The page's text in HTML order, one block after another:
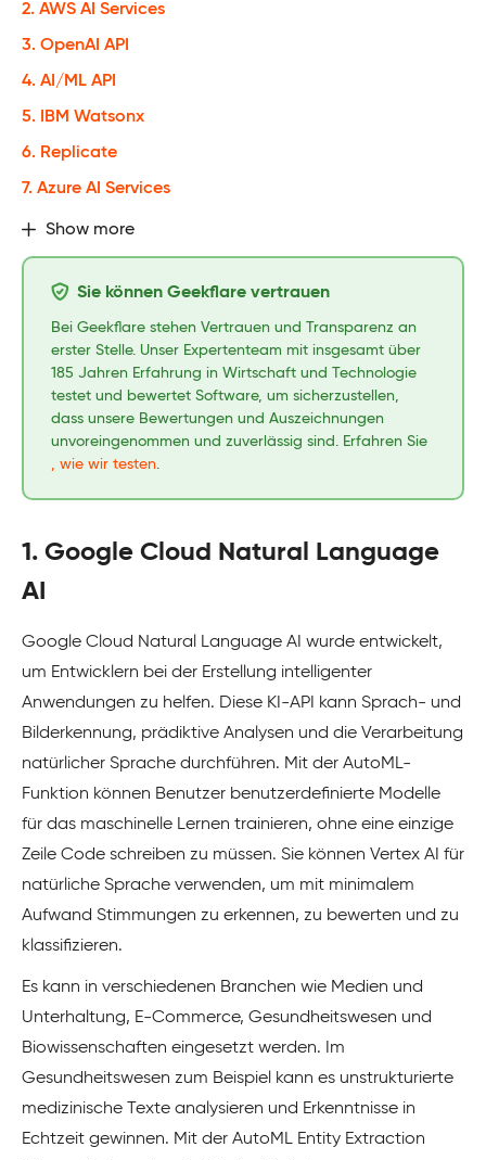
2. AWS AI Services
3. OpenAI API
4. AI/ML API
5. IBM Watsonx
6. Replicate
7. Azure AI Services
Show more
Sie können Geekflare vertrauen
Bei Geekflare stehen Vertrauen und Transparenz an
erster Stelle. Unser Expertenteam mit insgesamt über
185 Jahren Erfahrung in Wirtschaft und Technologie
testet und bewertet Software, um sicherzustellen,
dass unsere Bewertungen und Auszeichnungen
unvoreingenommen und zuverlässig sind. Erfahren Sie
, wie wir testen.
1. Google Cloud Natural Language
AI
Google Cloud Natural Language AI wurde entwickelt,
um Entwicklern bei der Erstellung intelligenter
Anwendungen zu helfen. Diese KI-API kann Sprach- und
Bilderkennung, prädiktive Analysen und die Verarbeitung
natürlicher Sprache durchführen. Mit der AutoML-
Funktion können Benutzer benutzerdefinierte Modelle
für das maschinelle Lernen trainieren, ohne eine einzige
Zeile Code schreiben zu müssen. Sie können Vertex AI für
natürliche Sprache verwenden, um mit minimalem
Aufwand Stimmungen zu erkennen, zu bewerten und zu
klassifizieren.
Es kann in verschiedenen Branchen wie Medien und
Unterhaltung, E-Commerce, Gesundheitswesen und
Biowissenschaften eingesetzt werden. Im
Gesundheitswesen zum Beispiel kann es unstrukturierte
medizinische Texte analysieren und Erkenntnisse in
Echtzeit gewinnen. Mit der AutoML Entity Extraction